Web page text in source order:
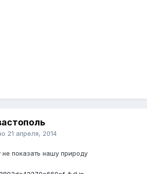
21 апреля, 2014
не показать нашу природу